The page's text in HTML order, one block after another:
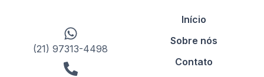
(21) 97313-4498
Início
Sobre nós
Contato